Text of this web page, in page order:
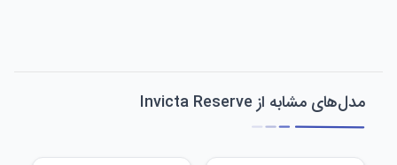
مدل‌های مشابه از Invicta Reserve